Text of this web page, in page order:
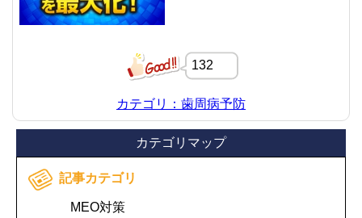
132
カテゴリ：歯周病予防
カテゴリマップ
記事カテゴリ
MEO対策